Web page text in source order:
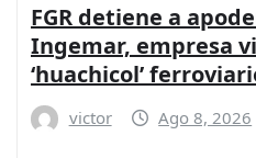
FGR detiene a
Ingemar, empresa
‘huachicol’
victor Ago 8, 2026